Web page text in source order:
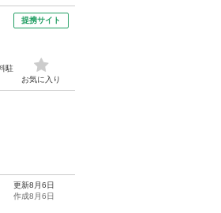
駐
提携サイト
お気に入り
更新8月6日
作成8月6日